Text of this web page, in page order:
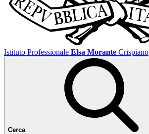
Istituto Professionale Elsa Morante Crispiano
Cerca